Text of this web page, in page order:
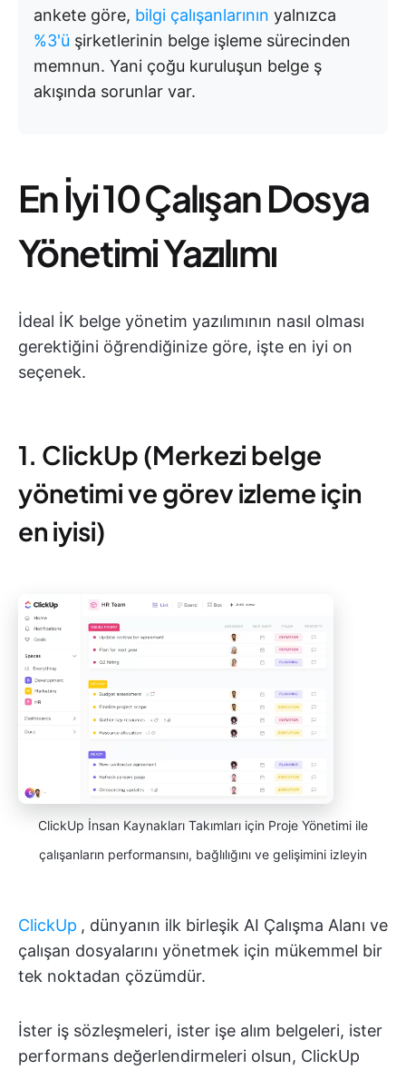
ankete göre, bilgi çalışanlarının yalnızca
%3'ü şirketlerinin belge işleme sürecinden
memnun. Yani çoğu kuruluşun belge ş
akışında sorunlar var.
En İyi 10 Çalışan Dosya
Yönetimi Yazılımı
İdeal İK belge yönetim yazılımının nasıl olması
gerektiğini öğrendiğinize göre, işte en iyi on
seçenek.
1. ClickUp (Merkezi belge
yönetimi ve görev izleme için
en iyisi)
ClickUp İnsan Kaynakları Takımları için Proje Yönetimi ile
çalışanların performansını, bağlılığını ve gelişimini izleyin
ClickUp , dünyanın ilk birleşik AI Çalışma Alanı ve
çalışan dosyalarını yönetmek için mükemmel bir
tek noktadan çözümdür.
İster iş sözleşmeleri, ister işe alım belgeleri, ister
performans değerlendirmeleri olsun, ClickUp